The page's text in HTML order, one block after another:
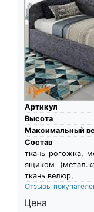
Артикул
Высота
Максимальный
Состав
ткань рогожка,
ящиком
ткань велюр,
Отзывы
Цена